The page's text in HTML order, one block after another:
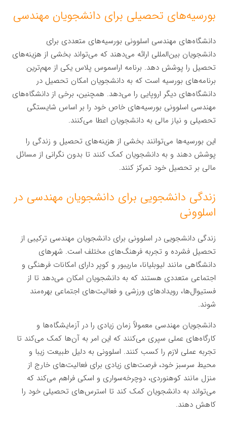
بورسیه‌های تحصیلی برای دانشجویان مهندسی
دانشگاه‌های مهندسی اسلوونی بورسیه‌های متعددی برای
دانشجویان بین‌المللی ارائه می‌دهند که می‌تواند بخشی از هزینه‌های
تحصیل را پوشش دهد. برنامه اراسموس پلاس یکی از مهم‌ترین
برنامه‌های بورسیه است که به دانشجویان امکان تحصیل در
دانشگاه‌های دیگر اروپایی را می‌دهد. همچنین، برخی از دانشگاه‌های
مهندسی اسلوونی بورسیه‌های خاص خود را بر اساس شایستگی
تحصیلی و نیاز مالی به دانشجویان اعطا می‌کنند.
این بورسیه‌ها می‌توانند بخشی از هزینه‌های تحصیل و زندگی را
پوشش دهند و به دانشجویان کمک کنند تا بدون نگرانی از مسائل
مالی بر تحصیل خود تمرکز کنند.
زندگی دانشجویی برای دانشجویان مهندسی در
اسلوونی
زندگی دانشجویی در اسلوونی برای دانشجویان مهندسی ترکیبی از
تحصیل فشرده و تجربه فرهنگ‌های مختلف است. شهرهای
دانشگاهی مانند لیوبلیانا، ماریبور و کوپر دارای امکانات فرهنگی و
اجتماعی متعددی هستند که به دانشجویان امکان می‌دهد تا از
فستیوال‌ها، رویدادهای ورزشی و فعالیت‌های اجتماعی بهره‌مند
شوند.
دانشجویان مهندسی معمولاً زمان زیادی را در آزمایشگاه‌ها و
کارگاه‌های عملی سپری می‌کنند که این امر به آن‌ها کمک می‌کند تا
تجربه عملی لازم را کسب کنند. اسلوونی به دلیل طبیعت زیبا و
محیط سرسبز خود، فرصت‌های زیادی برای فعالیت‌های خارج از
منزل مانند کوهنوردی، دوچرخه‌سواری و اسکی فراهم می‌کند که
می‌تواند به دانشجویان کمک کند تا استرس‌های تحصیلی خود را
کاهش دهند.